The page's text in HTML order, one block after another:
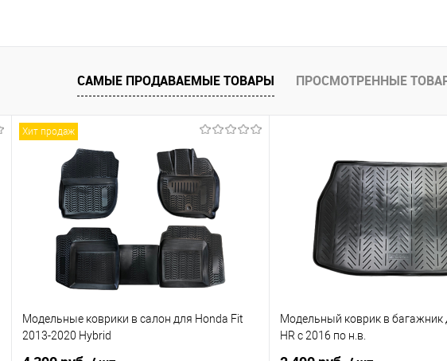
Купить в 1 клик
Сравнение
В избранное
Под заказ
САМЫЕ ПРОДАВАЕМЫЕ ТОВАРЫ ПРОСМОТРЕННЫЕ
Хит продаж
Модельные коврики в салон для Honda Fit
2013-2020 Hybrid
Модельный коврик в багажник
HR с 2016 по н.в.